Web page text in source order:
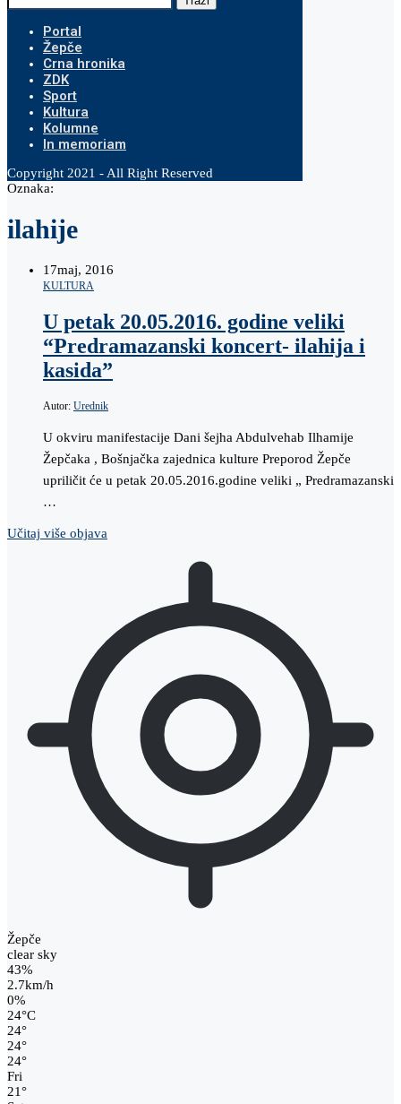
Portal
Žepče
Crna hronika
ZDK
Sport
Kultura
Kolumne
In memoriam
Copyright 2021 - All Right Reserved
Oznaka:
ilahije
17maj, 2016
KULTURA
U petak 20.05.2016. godine veliki
“Predramazanski koncert- ilahija i
kasida”
Autor: Urednik
U okviru manifestacije Dani šejha Abdulvehab Ilhamije
Žepčaka , Bošnjačka zajednica kulture Preporod Žepče
upriličit će u petak 20.05.2016.godine veliki „ Predramazanski
…
Učitaj više objava
Žepče
clear sky
43%
2.7km/h
0%
24°C
24°
24°
24°
Fri
21°